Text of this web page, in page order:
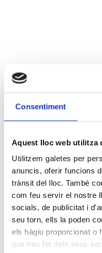
Consentiment
Aquest lloc web utilitza
Utilitzem galetes per
anuncis, oferir funcions
trànsit del lloc. També
com feu servir el nostre
socials, de publicitat i
seu torn, ells la poden
els hàgiu proporcionat o
que heu fet dels seus